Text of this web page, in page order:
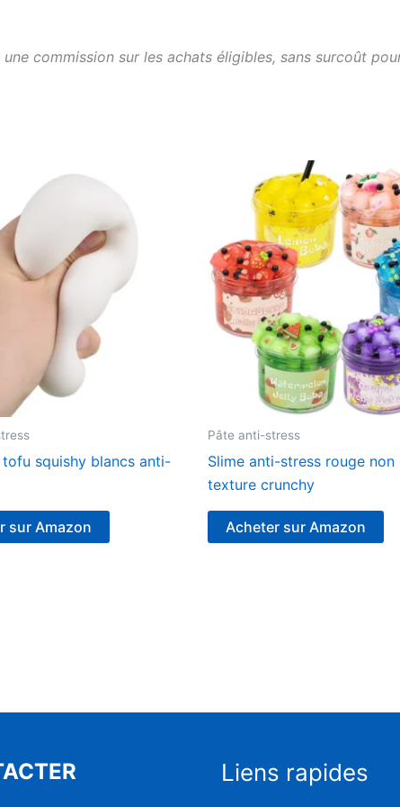
commission sur les achats éligibles, sans surcoût
tofu squishy blancs anti-
sur Amazon
Pâte anti-stress
Slime anti-stress rouge non
texture crunchy
Acheter sur Amazon
Liens rapides